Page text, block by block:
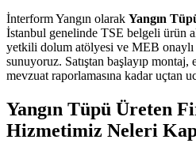
İnterform Yangın olarak Yangın
İstanbul genelinde TSE belgeli ürün
yetkili dolum atölyesi ve MEB
sunuyoruz. Satıştan başlayıp
mevzuat raporlamasına kadar uçtan
Yangın Tüpü Üreten
Hizmetimiz Neleri